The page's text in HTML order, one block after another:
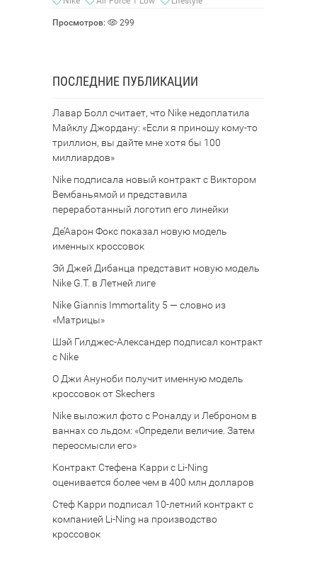
Просмотров: 299
ПОСЛЕДНИЕ ПУБЛИКАЦИИ
Лавар Болл считает, что Nike недоплатила
Майклу Джордану: «Если я приношу кому-то
триллион, вы дайте мне хотя бы 100
миллиардов»
Nike подписала новый контракт с Виктором
Вембаньямой и представила
переработанный логотип его линейки
Де’Аарон Фокс показал новую модель
именных кроссовок
Эй Джей Дибанца представит новую модель
Nike G.T. в Летней лиге
Nike Giannis Immortality 5 — словно из
«Матрицы»
Шэй Гилджес-Александер подписал контракт
с Nike
О Джи Ануноби получит именную модель
кроссовок от Skechers
Nike выложил фото с Роналду и Леброном в
ваннах со льдом: «Определи величие. Затем
переосмысли его»
Контракт Стефена Карри с Li-Ning
оценивается более чем в 400 млн долларов
Стеф Карри подписал 10-летний контракт с
компанией Li-Ning на производство
кроссовок